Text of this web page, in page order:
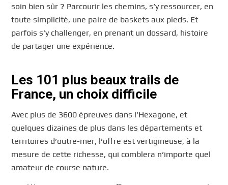
soin bien sûr ? Parcourir les chemins, s’y ressourcer, en
toute simplicité, une paire de baskets aux pieds. Et
parfois s’y challenger, en prenant un dossard, histoire
de partager une expérience.
Les 101 plus beaux trails de
France, un choix difficile
Avec plus de 3600 épreuves dans l’Hexagone, et
quelques dizaines de plus dans les départements et
territoires d’outre-mer, l’offre est vertigineuse, à la
mesure de cette richesse, qui comblera n’importe quel
amateur de course nature.